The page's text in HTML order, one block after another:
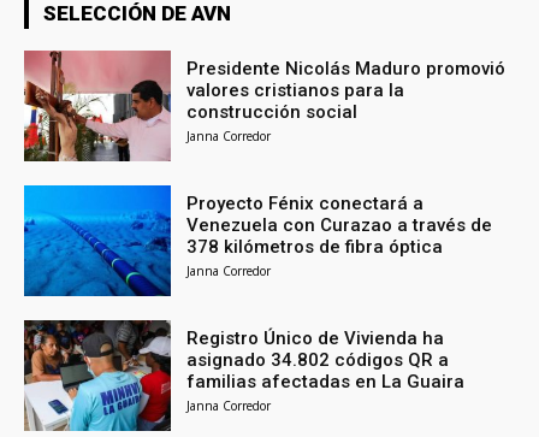
SELECCIÓN DE AVN
Presidente Nicolás Maduro promovió
valores cristianos para la
construcción social
Janna Corredor
Proyecto Fénix conectará a
Venezuela con Curazao a través de
378 kilómetros de fibra óptica
Janna Corredor
Registro Único de Vivienda ha
asignado 34.802 códigos QR a
familias afectadas en La Guaira
Janna Corredor